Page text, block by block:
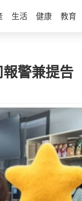
生活 健康 教育
警兼提告